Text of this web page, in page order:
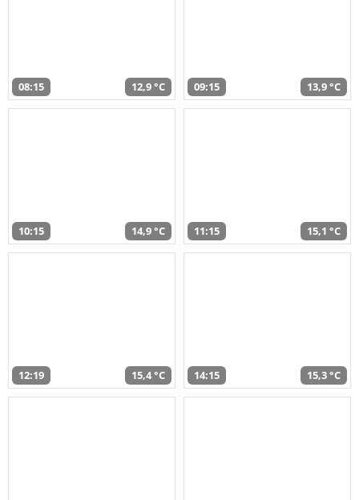
08:15 12,9 °C 09:15 13,9 °C
10:15 14,9 °C 11:15 15,1 °C
12:19 15,4 °C 14:15 15,3 °C